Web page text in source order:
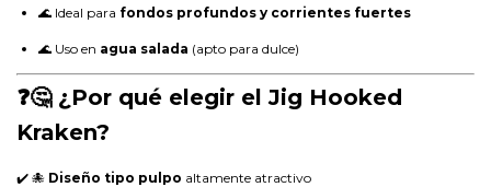
🌊 Ideal para fondos profundos y corrientes fuertes
🌊 Uso en agua salada (apto para dulce)
❓🤔 ¿Por qué elegir el Jig Hooked
Kraken?
✔️ 🐙 Diseño tipo pulpo altamente atractivo